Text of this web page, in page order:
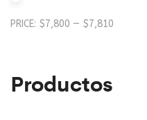
PRICE: $7,800 — $7,810
Productos